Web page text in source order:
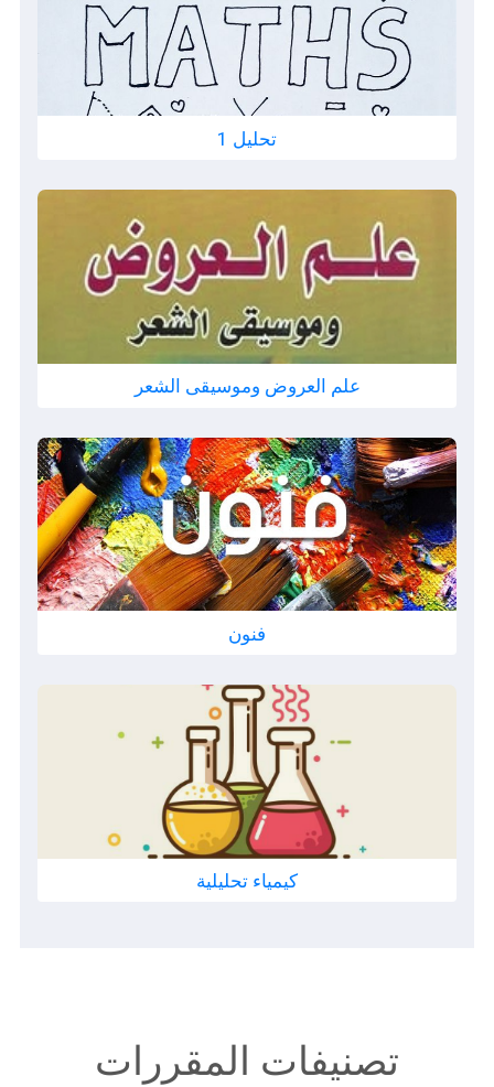
تحليل 1
علم العروض وموسيقى الشعر
فنون
كيمياء تحليلية
تصنيفات المقررات